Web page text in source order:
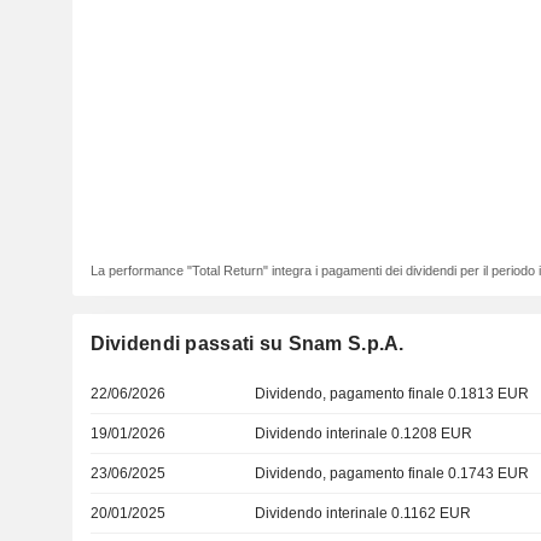
La performance "Total Return" integra i pagamenti dei dividendi per il
Dividendi passati su Snam S.p.A.
22/06/2026 Dividendo, pagamento finale 0.1813 EUR
19/01/2026 Dividendo interinale 0.1208 EUR
23/06/2025 Dividendo, pagamento finale 0.1743 EUR
20/01/2025 Dividendo interinale 0.1162 EUR